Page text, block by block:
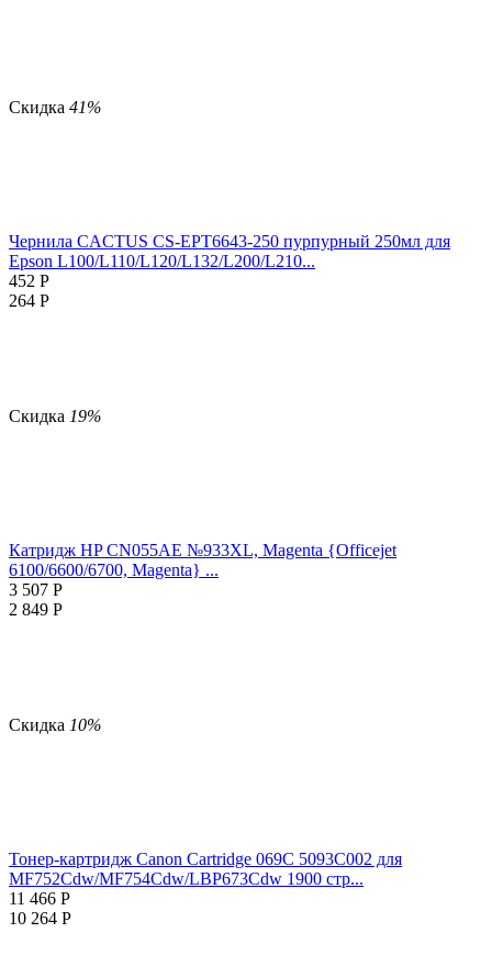
Скидка 41%
Чернила CACTUS CS-EPT6643-250 пурпурный 250мл для
Epson L100/L110/L120/L132/L200/L210...
452 Р
264 Р
Скидка 19%
Катридж HP CN055AE №933XL, Magenta {Officejet
6100/6600/6700, Magenta} ...
3 507 Р
2 849 Р
Скидка 10%
Тонер-картридж Canon Cartridge 069C 5093C002 для
MF752Cdw/MF754Cdw/LBP673Cdw 1900 стр...
11 466 Р
10 264 Р